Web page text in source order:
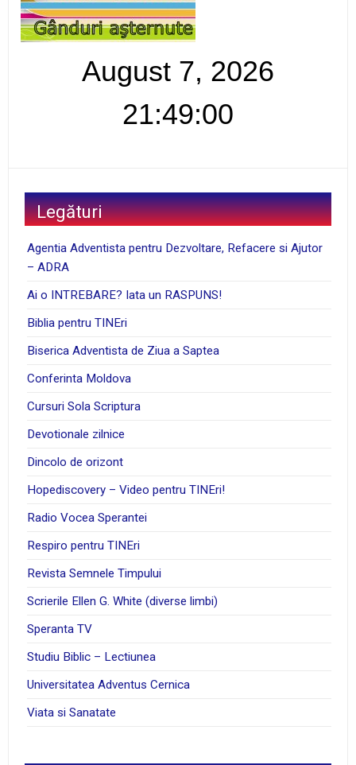
August 7, 2026
21:49:01
Legături
Agentia Adventista pentru Dezvoltare, Refacere si Ajutor
– ADRA
Ai o INTREBARE? Iata un RASPUNS!
Biblia pentru TINEri
Biserica Adventista de Ziua a Saptea
Conferinta Moldova
Cursuri Sola Scriptura
Devotionale zilnice
Dincolo de orizont
Hopediscovery – Video pentru TINEri!
Radio Vocea Sperantei
Respiro pentru TINEri
Revista Semnele Timpului
Scrierile Ellen G. White (diverse limbi)
Speranta TV
Studiu Biblic – Lectiunea
Universitatea Adventus Cernica
Viata si Sanatate